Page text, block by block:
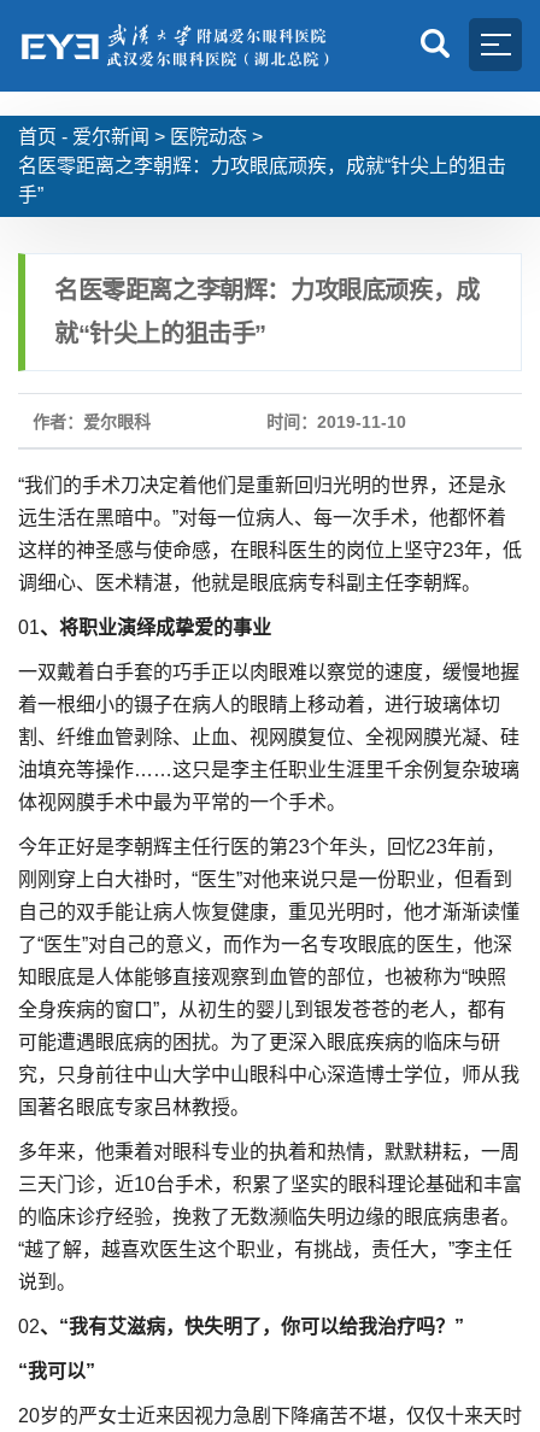
首页 - 爱尔新闻 > 医院动态 >
名医零距离之李朝辉：力攻眼底顽疾，成就“针尖上的狙击
手”
名医零距离之李朝辉：力攻眼底顽疾，成
就“针尖上的狙击手”
作者：爱尔眼科 时间：2019-11-10
“我们的手术刀决定着他们是重新回归光明的世界，还是永
远生活在黑暗中。”对每一位病人、每一次手术，他都怀着
这样的神圣感与使命感，在眼科医生的岗位上坚守23年，低
调细心、医术精湛，他就是眼底病专科副主任李朝辉。
01、将职业演绎成挚爱的事业
一双戴着白手套的巧手正以肉眼难以察觉的速度，缓慢地握
着一根细小的镊子在病人的眼睛上移动着，进行玻璃体切
割、纤维血管剥除、止血、视网膜复位、全视网膜光凝、硅
油填充等操作……这只是李主任职业生涯里千余例复杂玻璃
体视网膜手术中最为平常的一个手术。
今年正好是李朝辉主任行医的第23个年头，回忆23年前，
刚刚穿上白大褂时，“医生”对他来说只是一份职业，但看到
自己的双手能让病人恢复健康，重见光明时，他才渐渐读懂
了“医生”对自己的意义，而作为一名专攻眼底的医生，他深
知眼底是人体能够直接观察到血管的部位，也被称为“映照
全身疾病的窗口”，从初生的婴儿到银发苍苍的老人，都有
可能遭遇眼底病的困扰。为了更深入眼底疾病的临床与研
究，只身前往中山大学中山眼科中心深造博士学位，师从我
国著名眼底专家吕林教授。
多年来，他秉着对眼科专业的执着和热情，默默耕耘，一周
三天门诊，近10台手术，积累了坚实的眼科理论基础和丰富
的临床诊疗经验，挽救了无数濒临失明边缘的眼底病患者。
“越了解，越喜欢医生这个职业，有挑战，责任大，”李主任
说到。
02、“我有艾滋病，快失明了，你可以给我治疗吗？”
“我可以”
20岁的严女士近来因视力急剧下降痛苦不堪，仅仅十来天时